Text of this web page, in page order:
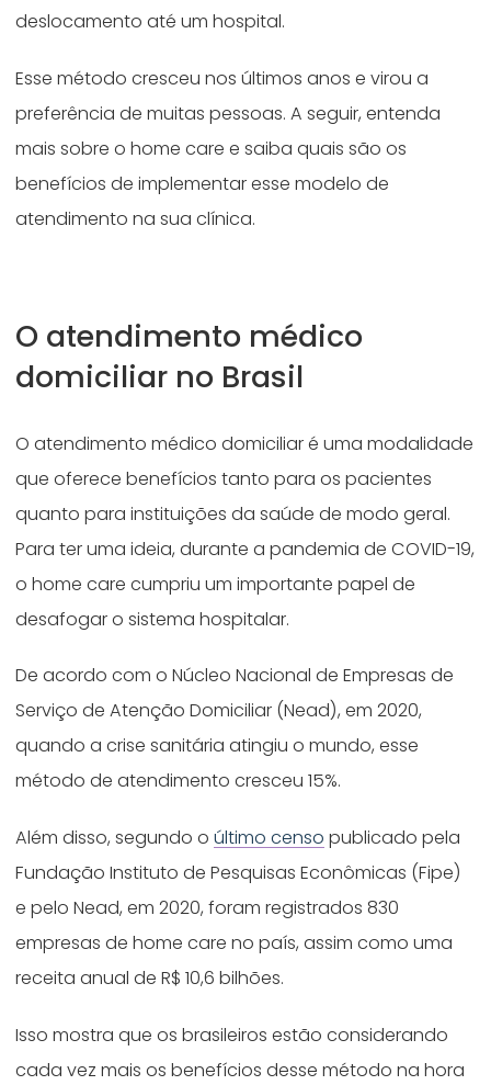
deslocamento até um hospital.
Esse método cresceu nos últimos anos e virou a
preferência de muitas pessoas. A seguir, entenda
mais sobre o home care e saiba quais são os
benefícios de implementar esse modelo de
atendimento na sua clínica.
O atendimento médico
domiciliar no Brasil
O atendimento médico domiciliar é uma modalidade
que oferece benefícios tanto para os pacientes
quanto para instituições da saúde de modo geral.
Para ter uma ideia, durante a pandemia de COVID-19,
o home care cumpriu um importante papel de
desafogar o sistema hospitalar.
De acordo com o Núcleo Nacional de Empresas de
Serviço de Atenção Domiciliar (Nead), em 2020,
quando a crise sanitária atingiu o mundo, esse
método de atendimento cresceu 15%.
Além disso, segundo oúltimo censo publicado pela
Fundação Instituto de Pesquisas Econômicas (Fipe)
e pelo Nead, em 2020, foram registrados 830
empresas de home care no país, assim como uma
receita anual de R$ 10,6 bilhões.
Isso mostra que os brasileiros estão considerando
cada vez mais os benefícios desse método na hora